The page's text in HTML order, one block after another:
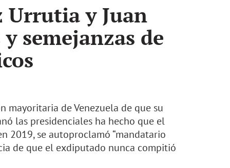
Urrutia y Juan
semejanzas de
mayoritaria de Venezuela de que su
las presidenciales ha hecho que el
2019, se autoproclamó “mandatario
de que el exdiputado nunca compitió